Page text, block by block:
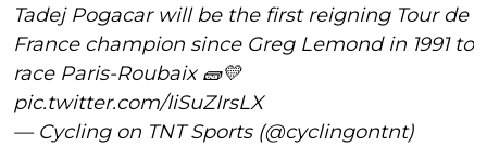
Tadej Pogacar will be the first reigning Tour de
France champion since Greg Lemond in 1991 to
race Paris-Roubaix 🧱💛
pic.twitter.com/IiSuZIrsLX
— Cycling on TNT Sports (@cyclingontnt)